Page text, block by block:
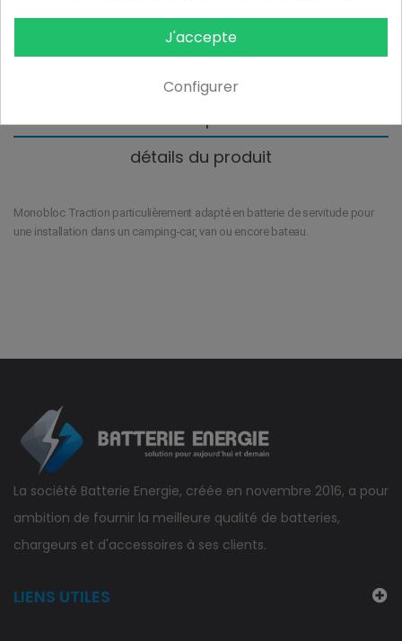
Disponible
Description
détails du produit
Monobloc Traction particulièrement adapté en batterie de servitude pour
une installation dans un camping-car, van ou encore bateau.
La société Batterie Energie, créée en novembre 2016, a pour
ambition de fournir la meilleure qualité de batteries,
chargeurs et d'accessoires à ses clients.
LIENS UTILES
J'accepte
Configurer